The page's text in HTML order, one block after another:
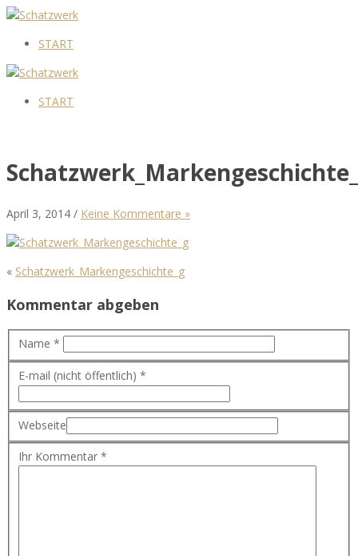
START
START
April 3, 2014 / Keine Kommentare »
« Schatzwerk_Markengeschichte_g
Kommentar abgeben
Name *
E-mail (nicht öffentlich) *
Webseite
Ihr Kommentar *